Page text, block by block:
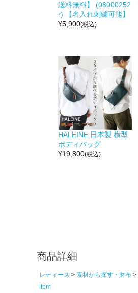
送料無料】 (08000252
r) 【名入れ刺繍可能】
¥5,900(税込)
HALEINE 日本製 横型
ボディバッグ
¥19,800(税込)
商品詳細
レディース 素材から探す・財布
item